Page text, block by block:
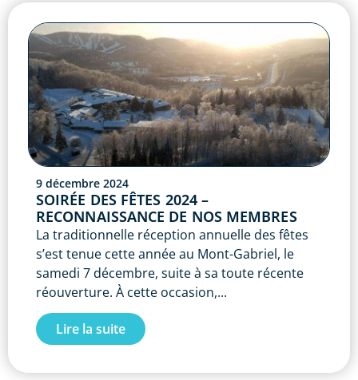
9 décembre 2024
SOIRÉE DES FÊTES 2024 –
RECONNAISSANCE DE NOS MEMBRES
La traditionnelle réception annuelle des fêtes
s’est tenue cette année au Mont-Gabriel, le
samedi 7 décembre, suite à sa toute récente
réouverture. À cette occasion,...
Lire la suite